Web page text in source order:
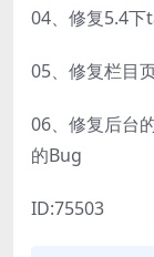
04、修复5.4
05、修复栏目
06、修复后台
的Bug
ID:75503